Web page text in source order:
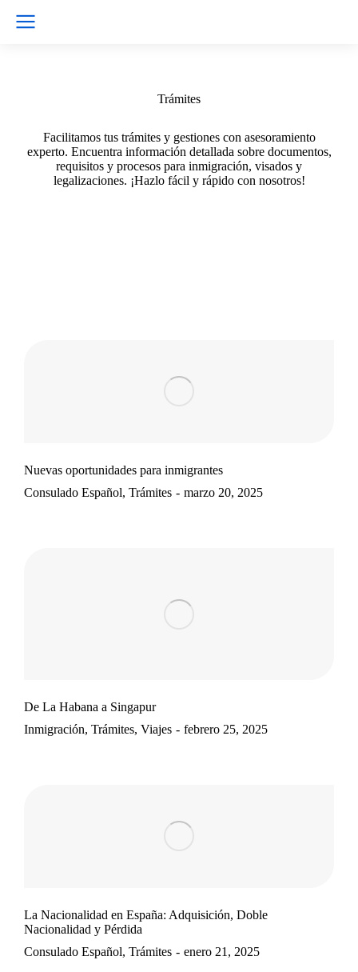
Trámites
Facilitamos tus trámites y gestiones con asesoramiento
experto. Encuentra información detallada sobre documentos,
requisitos y procesos para inmigración, visados y
legalizaciones. ¡Hazlo fácil y rápido con nosotros!
Nuevas oportunidades para inmigrantes
Consulado Español, Trámites marzo 20, 2025
De La Habana a Singapur
Inmigración, Trámites, Viajes febrero 25, 2025
La Nacionalidad en España: Adquisición, Doble
Nacionalidad y Pérdida
Consulado Español, Trámites enero 21, 2025